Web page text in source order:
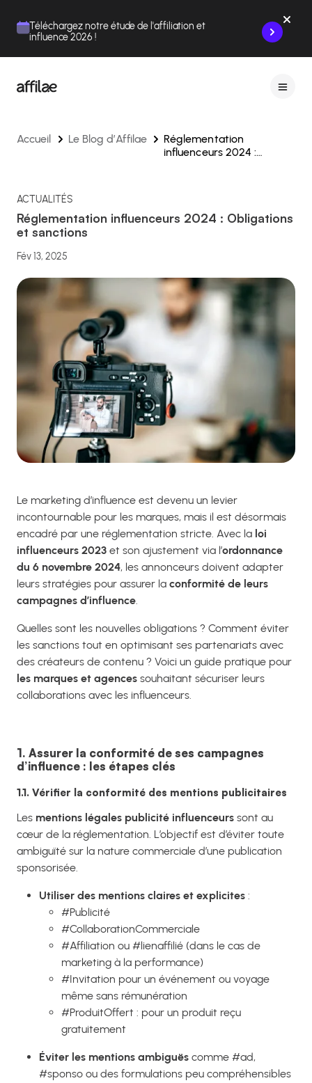
Téléchargez notre étude de l'affiliation et
influence 2026 !
Accueil Le Blog d’Affilae
Réglementation
influenceurs 2024 :
ACTUALITÉS
Réglementation influenceurs 2024 : Obligations
et sanctions
Fév 13, 2025
Le marketing d’influence est devenu un levier
incontournable pour les marques, mais il est désormais
encadré par une réglementation stricte. Avec la loi
influenceurs 2023 et son ajustement via l’ordonnance
du 6 novembre 2024, les annonceurs doivent adapter
leurs stratégies pour assurer la conformité de leurs
campagnes d’influence.
Quelles sont les nouvelles obligations ? Comment éviter
les sanctions tout en optimisant ses partenariats avec
des créateurs de contenu ? Voici un guide pratique pour
les marques et agences souhaitant sécuriser leurs
collaborations avec les influenceurs.
1. Assurer la conformité de ses campagnes
d’influence : les étapes clés
1.1. Vérifier la conformité des mentions publicitaires
Les mentions légales publicité influenceurs sont au
cœur de la réglementation. L’objectif est d’éviter toute
ambiguïté sur la nature commerciale d’une publication
sponsorisée.
Utiliser des mentions claires et explicites :
#Publicité
#CollaborationCommerciale
#Affiliation ou #lienaffilié (dans le cas de
marketing à la performance)
#Invitation pour un événement ou voyage
même sans rémunération
#ProduitOffert : pour un produit reçu
gratuitement
Éviter les mentions ambiguës comme #ad,
#sponso ou des formulations peu compréhensibles